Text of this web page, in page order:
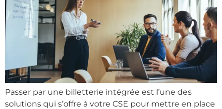
Passer par une billetterie intégrée est l’une des
solutions qui s’offre à votre CSE pour mettre en place